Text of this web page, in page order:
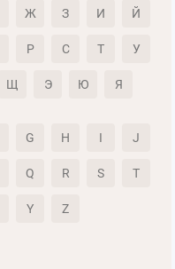
Ж З И Й
Р С Т У
Щ Э Ю Я
G H I J
Q R S T
Y Z